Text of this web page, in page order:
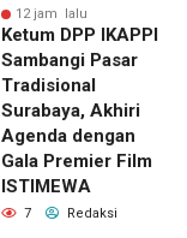
12 jam lalu
Ketum DPP IKAPPI
Sambangi Pasar
Tradisional
Surabaya, Akhiri
Agenda dengan
Gala Premier Film
ISTIMEWA
7 Redaksi